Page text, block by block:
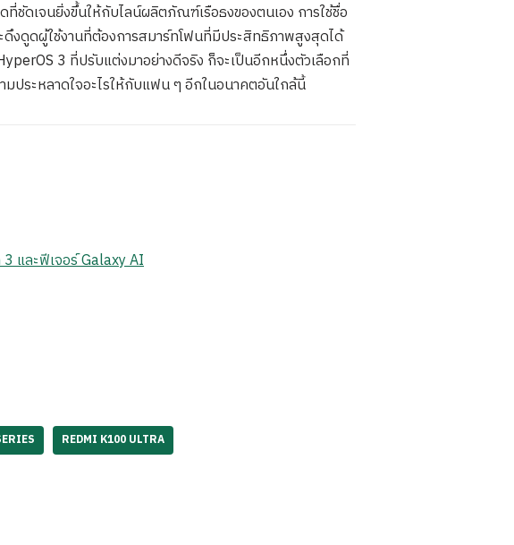
ชัดเจนยิ่งขึ้นให้กับไลน์ผลิตภัณฑ์เรือธงของตนเอง การใช้ชื่อ
งดูดผู้ใช้งานที่ต้องการสมาร์ทโฟนที่มีประสิทธิภาพสูงสุดได้
3 ที่ปรับแต่งมาอย่างดีจริง ก็จะเป็นอีกหนึ่งตัวเลือกที่
มประหลาดใจอะไรให้กับแฟน ๆ อีกในอนาคตอันใกล้นี้
และฟีเจอร์ Galaxy AI
REDMI K100 ULTRA